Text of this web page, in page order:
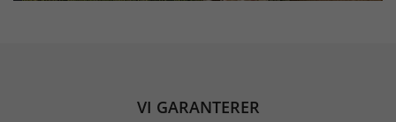
VI GARANTERER